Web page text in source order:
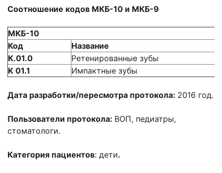
Соотношение кодов МКБ-10 и МКБ-9
МКБ-10
Код
Название
К.01.0
Ретенированные зубы
K 01.1
Импактные зубы
Дата разработки/пересмотра протокола: 2016 год.
Пользователи протокола: ВОП, педиатры,
стоматологи.
Категория пациентов: дети.